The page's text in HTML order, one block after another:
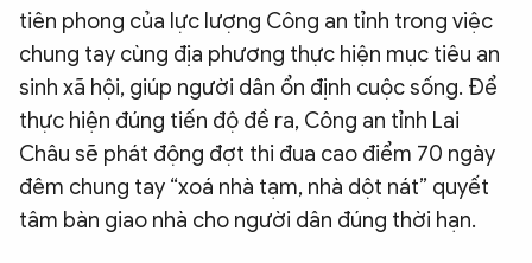
tiên phong của lực lượng Công an tỉnh trong việc
chung tay cùng địa phương thực hiện mục tiêu an
sinh xã hội, giúp người dân ổn định cuộc sống. Để
thực hiện đúng tiến độ đề ra, Công an tỉnh Lai
Châu sẽ phát động đợt thi đua cao điểm 70 ngày
đêm chung tay “xoá nhà tạm, nhà dột nát” quyết
tâm bàn giao nhà cho người dân đúng thời hạn.